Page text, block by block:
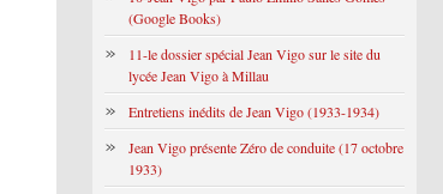
(Google Books)
11-le dossier spécial Jean Vigo sur le site du
lycée Jean Vigo à Millau
Entretiens inédits de Jean Vigo (1933-1934)
Jean Vigo présente Zéro de conduite (17 octobre
1933)